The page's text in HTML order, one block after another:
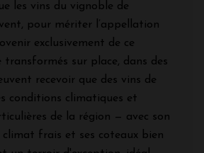
les vins du vignoble de
pour mériter l’appellation
exclusivement de ce
sur place, dans des
recevoir que des vins de
conditions climatiques et
de la région — avec son
climat frais et ses coteaux bien